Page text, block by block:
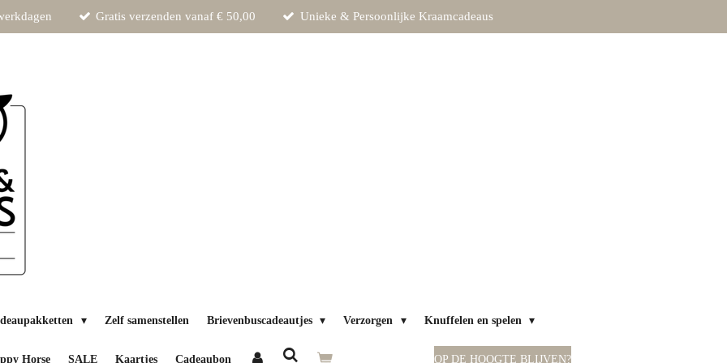
Gratis verzenden vanaf € 50,00 Unieke & Persoonlijke Kraamcadeaus
Zelf samenstellen Brievenbuscadeautjes Verzorgen Knuffelen en spelen
Horse SALE Kaartjes Cadeaubon OP DE HOOGTE BLIJVEN?